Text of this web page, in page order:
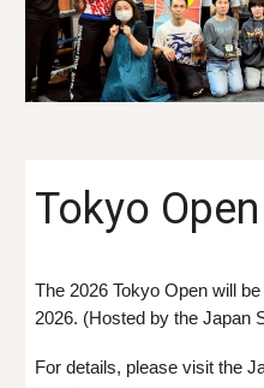
Tokyo
The 2026 Tokyo Open will
2026. (Hosted by the Japan
For details, please visit the